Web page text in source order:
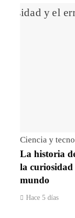
Ciencia y
La historia
la
mundo
Hace 5 días